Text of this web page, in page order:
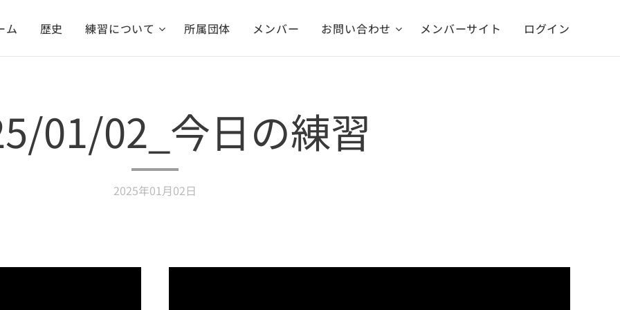
ム 歴史 練習について 所属団体 メンバー お問い合わせ メンバーサイト ログイン
01/02_今日の練習
2025年01月02日